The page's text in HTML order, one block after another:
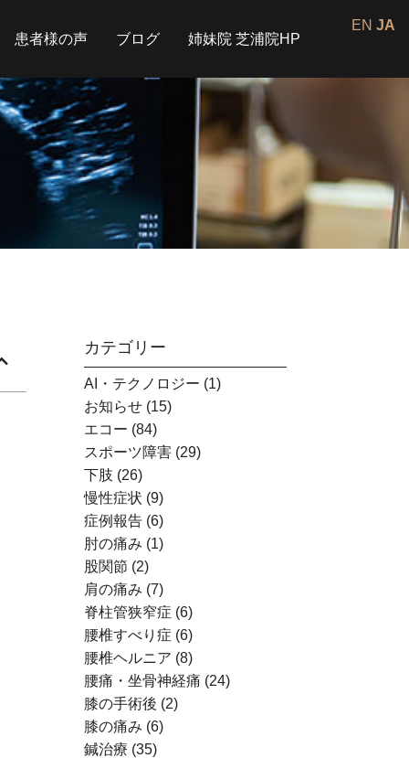
患者様の声 ブログ 姉妹院 芝浦院HP
カテゴリー
AI・テクノロジー (1)
お知らせ(15)
エコー (84)
スポーツ障害(29)
下肢 (26)
慢性症状 (9)
症例報告(6)
肘の痛み (1)
股関節 (2)
肩の痛み (7)
脊柱管狭窄症 (6)
腰椎すべり症 (6)
腰椎ヘルニア (8)
腰痛・坐骨神経痛 (24)
膝の手術後 (2)
膝の痛み (6)
鍼治療 (35)
EN JA